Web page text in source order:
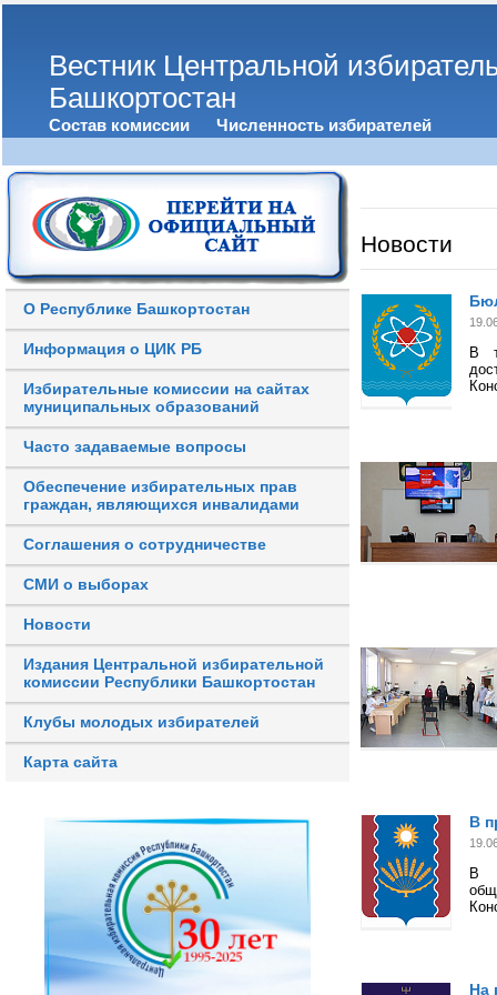
Вестник Центральной
Башкортостан
Состав комиссии Численность избирателей
О Республике Башкортостан
Информация о ЦИК РБ
Избирательные комиссии на сайтах
муниципальных образований
Часто задаваемые вопросы
Обеспечение избирательных прав
граждан, являющихся инвалидами
Соглашения о сотрудничестве
СМИ о выборах
Новости
Издания Центральной избирательной
комиссии Республики Башкортостан
Клубы молодых избирателей
Карта сайта
Новости
В
В
В
На